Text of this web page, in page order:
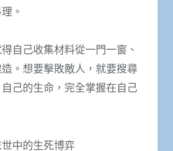
。
自己收集材料從一門一窗、
。想要擊敗敵人，就要搜尋
己的生命，完全掌握在自己
中的生死博弈